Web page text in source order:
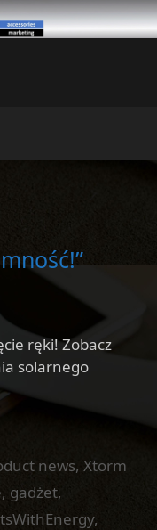
ręki! Zobacz
solarnego
news,Xtorm
, gadżet,
,